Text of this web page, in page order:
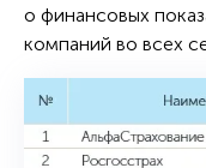
о финансовых
компаний во всех